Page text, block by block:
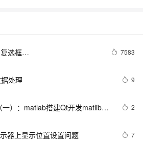
选框
7583
处理 9
）：matlab搭建Qt开发matlib环
2
器上显示位置设置问题 7